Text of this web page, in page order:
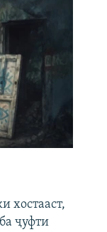
хостааст,
ҷуфти